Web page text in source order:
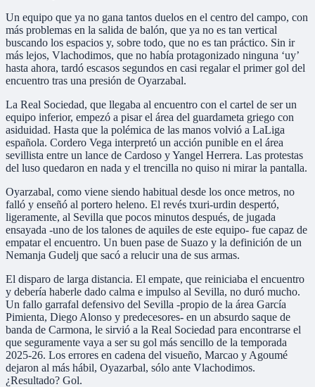
Un equipo que ya no gana tantos duelos en el centro del campo, con
más problemas en la salida de balón, que ya no es tan vertical
buscando los espacios y, sobre todo, que no es tan práctico. Sin ir
más lejos, Vlachodimos, que no había protagonizado ninguna ‘uy’
hasta ahora, tardó escasos segundos en casi regalar el primer gol del
encuentro tras una presión de Oyarzabal.
La Real Sociedad, que llegaba al encuentro con el cartel de ser un
equipo inferior, empezó a pisar el área del guardameta griego con
asiduidad. Hasta que la polémica de las manos volvió a LaLiga
española. Cordero Vega interpretó un acción punible en el área
sevillista entre un lance de Cardoso y Yangel Herrera. Las protestas
del luso quedaron en nada y el trencilla no quiso ni mirar la pantalla.
Oyarzabal, como viene siendo habitual desde los once metros, no
falló y enseñó al portero heleno. El revés txuri-urdin despertó,
ligeramente, al Sevilla que pocos minutos después, de jugada
ensayada -uno de los talones de aquiles de este equipo- fue capaz de
empatar el encuentro. Un buen pase de Suazo y la definición de un
Nemanja Gudelj que sacó a relucir una de sus armas.
El disparo de larga distancia. El empate, que reiniciaba el encuentro
y debería haberle dado calma e impulso al Sevilla, no duró mucho.
Un fallo garrafal defensivo del Sevilla -propio de la área García
Pimienta, Diego Alonso y predecesores- en un absurdo saque de
banda de Carmona, le sirvió a la Real Sociedad para encontrarse el
que seguramente vaya a ser su gol más sencillo de la temporada
2025-26. Los errores en cadena del visueño, Marcao y Agoumé
dejaron al más hábil, Oyazarbal, sólo ante Vlachodimos.
¿Resultado? Gol.